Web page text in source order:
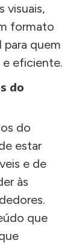
visuais,
formato
quem
e eficiente.
do
do
estar
e de
às
que